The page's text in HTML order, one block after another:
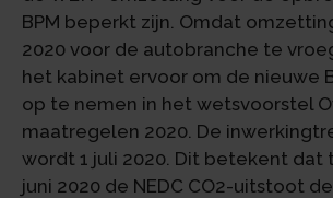
BPM beperkt zijn. Omdat
2020 voor de autobranche te
het kabinet ervoor om de nieuwe
op te nemen in het wetsvoorstel
maatregelen 2020. De
wordt 1 juli 2020. Dit betekent dat
juni 2020 de NEDC CO2-uitstoot de